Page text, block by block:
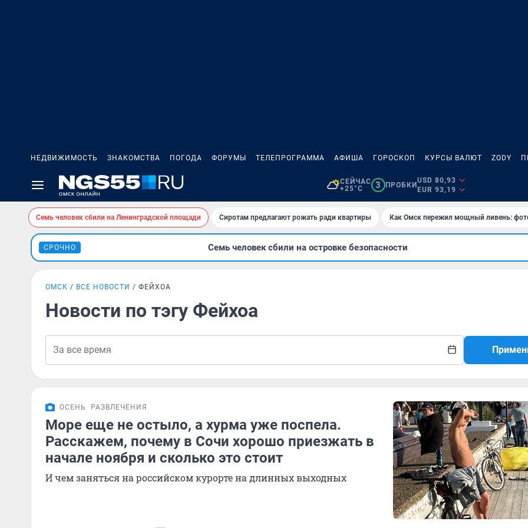
НЕДВИЖИМОСТЬ ЗНАКОМСТВА ПОГОДА ФОРУМЫ ТЕЛЕПРОГРАММА АФИША ГОРОСКОП КУРСЫ ВАЛЮТ ZODY
СЕЙЧАС
+25°C
3 ПРОБКИ
USD 80,93
EUR 93,19
Семь человек сбили на Ленинградской площади Сиротам предлагают рожать ради квартиры Как Омск пережил мощный ливень:
СРОЧНО Семь человек сбили на островке безопасности
ОМСК ВСЕ НОВОСТИ ФЕЙХОА
Новости по тэгу Фейхоа
ОСЕНЬ РАЗВЛЕЧЕНИЯ
Море еще не остыло, а хурма уже поспела.
Расскажем, почему в Сочи хорошо приезжать в
начале ноября и сколько это стоит
И чем заняться на российском курорте на длинных выходных